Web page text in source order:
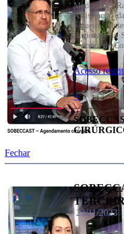
Moderador:
Assistência
Siqueira
Regionais da
membro do
Acesso
×
Fechar
23/11/2023